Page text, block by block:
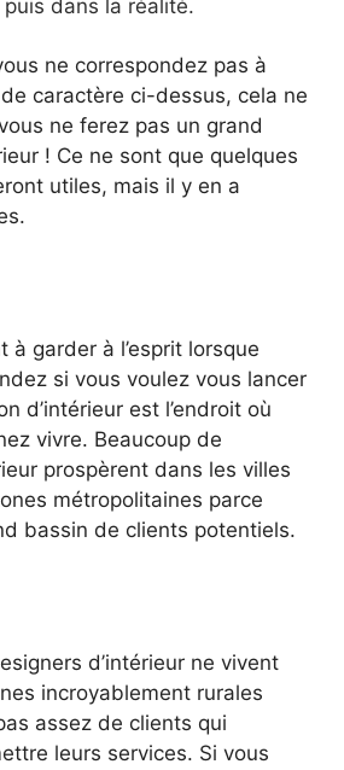
puis dans la réalité.
ne correspondez pas à
caractère ci-dessus, cela ne
ne ferez pas un grand
! Ce ne sont que quelques
utiles, mais il y en a
à garder à l’esprit lorsque
si vous voulez vous lancer
d’intérieur est l’endroit où
vivre. Beaucoup de
prospèrent dans les villes
métropolitaines parce
bassin de clients potentiels.
d’intérieur ne vivent
incroyablement rurales
assez de clients qui
leurs services. Si vous